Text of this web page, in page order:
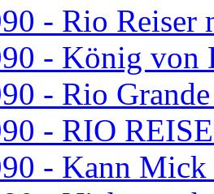
- Rio
- König von
- Rio
- RIO
- Kann Mick